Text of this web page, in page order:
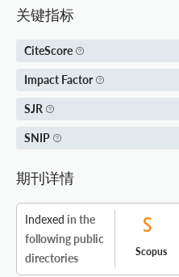
关键指标
CiteScore
Impact Factor
SJR
SNIP
期刊详情
Indexed in the
following public
directories
Scopus